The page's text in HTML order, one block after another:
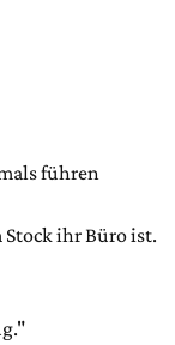
führen
ihr Büro ist.